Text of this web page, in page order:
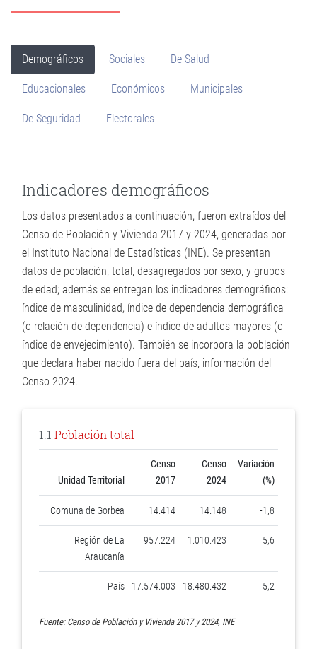
Demográficos Sociales De Salud
Educacionales Económicos Municipales
De Seguridad Electorales
Indicadores demográficos
Los datos presentados a continuación, fueron extraídos del
Censo de Población y Vivienda 2017 y 2024, generadas por
el Instituto Nacional de Estadísticas (INE). Se presentan
datos de población, total, desagregados por sexo, y grupos
de edad; además se entregan los indicadores demográficos:
índice de masculinidad, índice de dependencia demográfica
(o relación de dependencia) e índice de adultos mayores (o
índice de envejecimiento). También se incorpora la población
que declara haber nacido fuera del país, información del
Censo 2024.
1.1 Población total
Unidad Territorial
Censo
2017
Censo
2024
Variación
(%)
Comuna de Gorbea 14.414 14.148 -1,8
Región de La
Araucanía
957.224 1.010.423 5,6
País 17.574.003 18.480.432 5,2
Fuente: Censo de Población y Vivienda 2017 y 2024, INE